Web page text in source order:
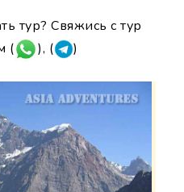
тур? Свяжись с тур
(
), ( )